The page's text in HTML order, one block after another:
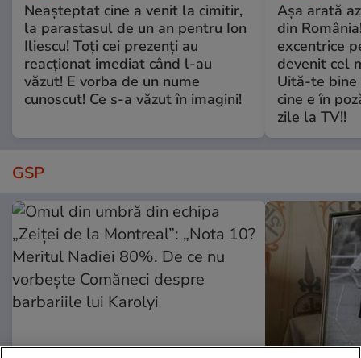
Neașteptat cine a venit la cimitir,
la parastasul de un an pentru Ion
Iliescu! Toți cei prezenți au
reacționat imediat când l-au
văzut! E vorba de un nume
cunoscut! Ce s-a văzut în imagini!
Așa arată
din
excentrice
devenit cel
Uită-te bine
cine e în
zile la TV!!
GSP